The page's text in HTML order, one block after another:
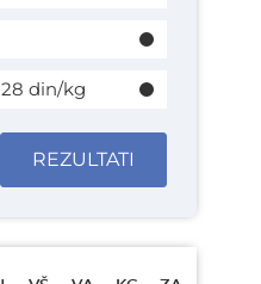
din/kg
REZULTATI